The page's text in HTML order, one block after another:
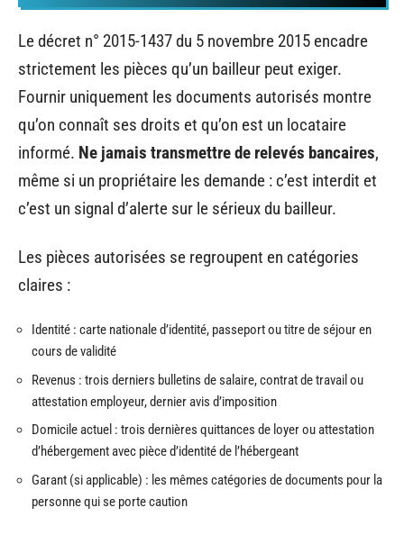
Le décret n° 2015-1437 du 5 novembre 2015 encadre
strictement les pièces qu’un bailleur peut exiger.
Fournir uniquement les documents autorisés montre
qu’on connaît ses droits et qu’on est un locataire
informé. Ne jamais transmettre de relevés bancaires,
même si un propriétaire les demande : c’est interdit et
c’est un signal d’alerte sur le sérieux du bailleur.
Les pièces autorisées se regroupent en catégories
claires :
Identité : carte nationale d’identité, passeport ou titre de séjour en
cours de validité
Revenus : trois derniers bulletins de salaire, contrat de travail ou
attestation employeur, dernier avis d’imposition
Domicile actuel : trois dernières quittances de loyer ou attestation
d’hébergement avec pièce d’identité de l’hébergeant
Garant (si applicable) : les mêmes catégories de documents pour la
personne qui se porte caution